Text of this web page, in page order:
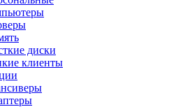
диски
клиенты